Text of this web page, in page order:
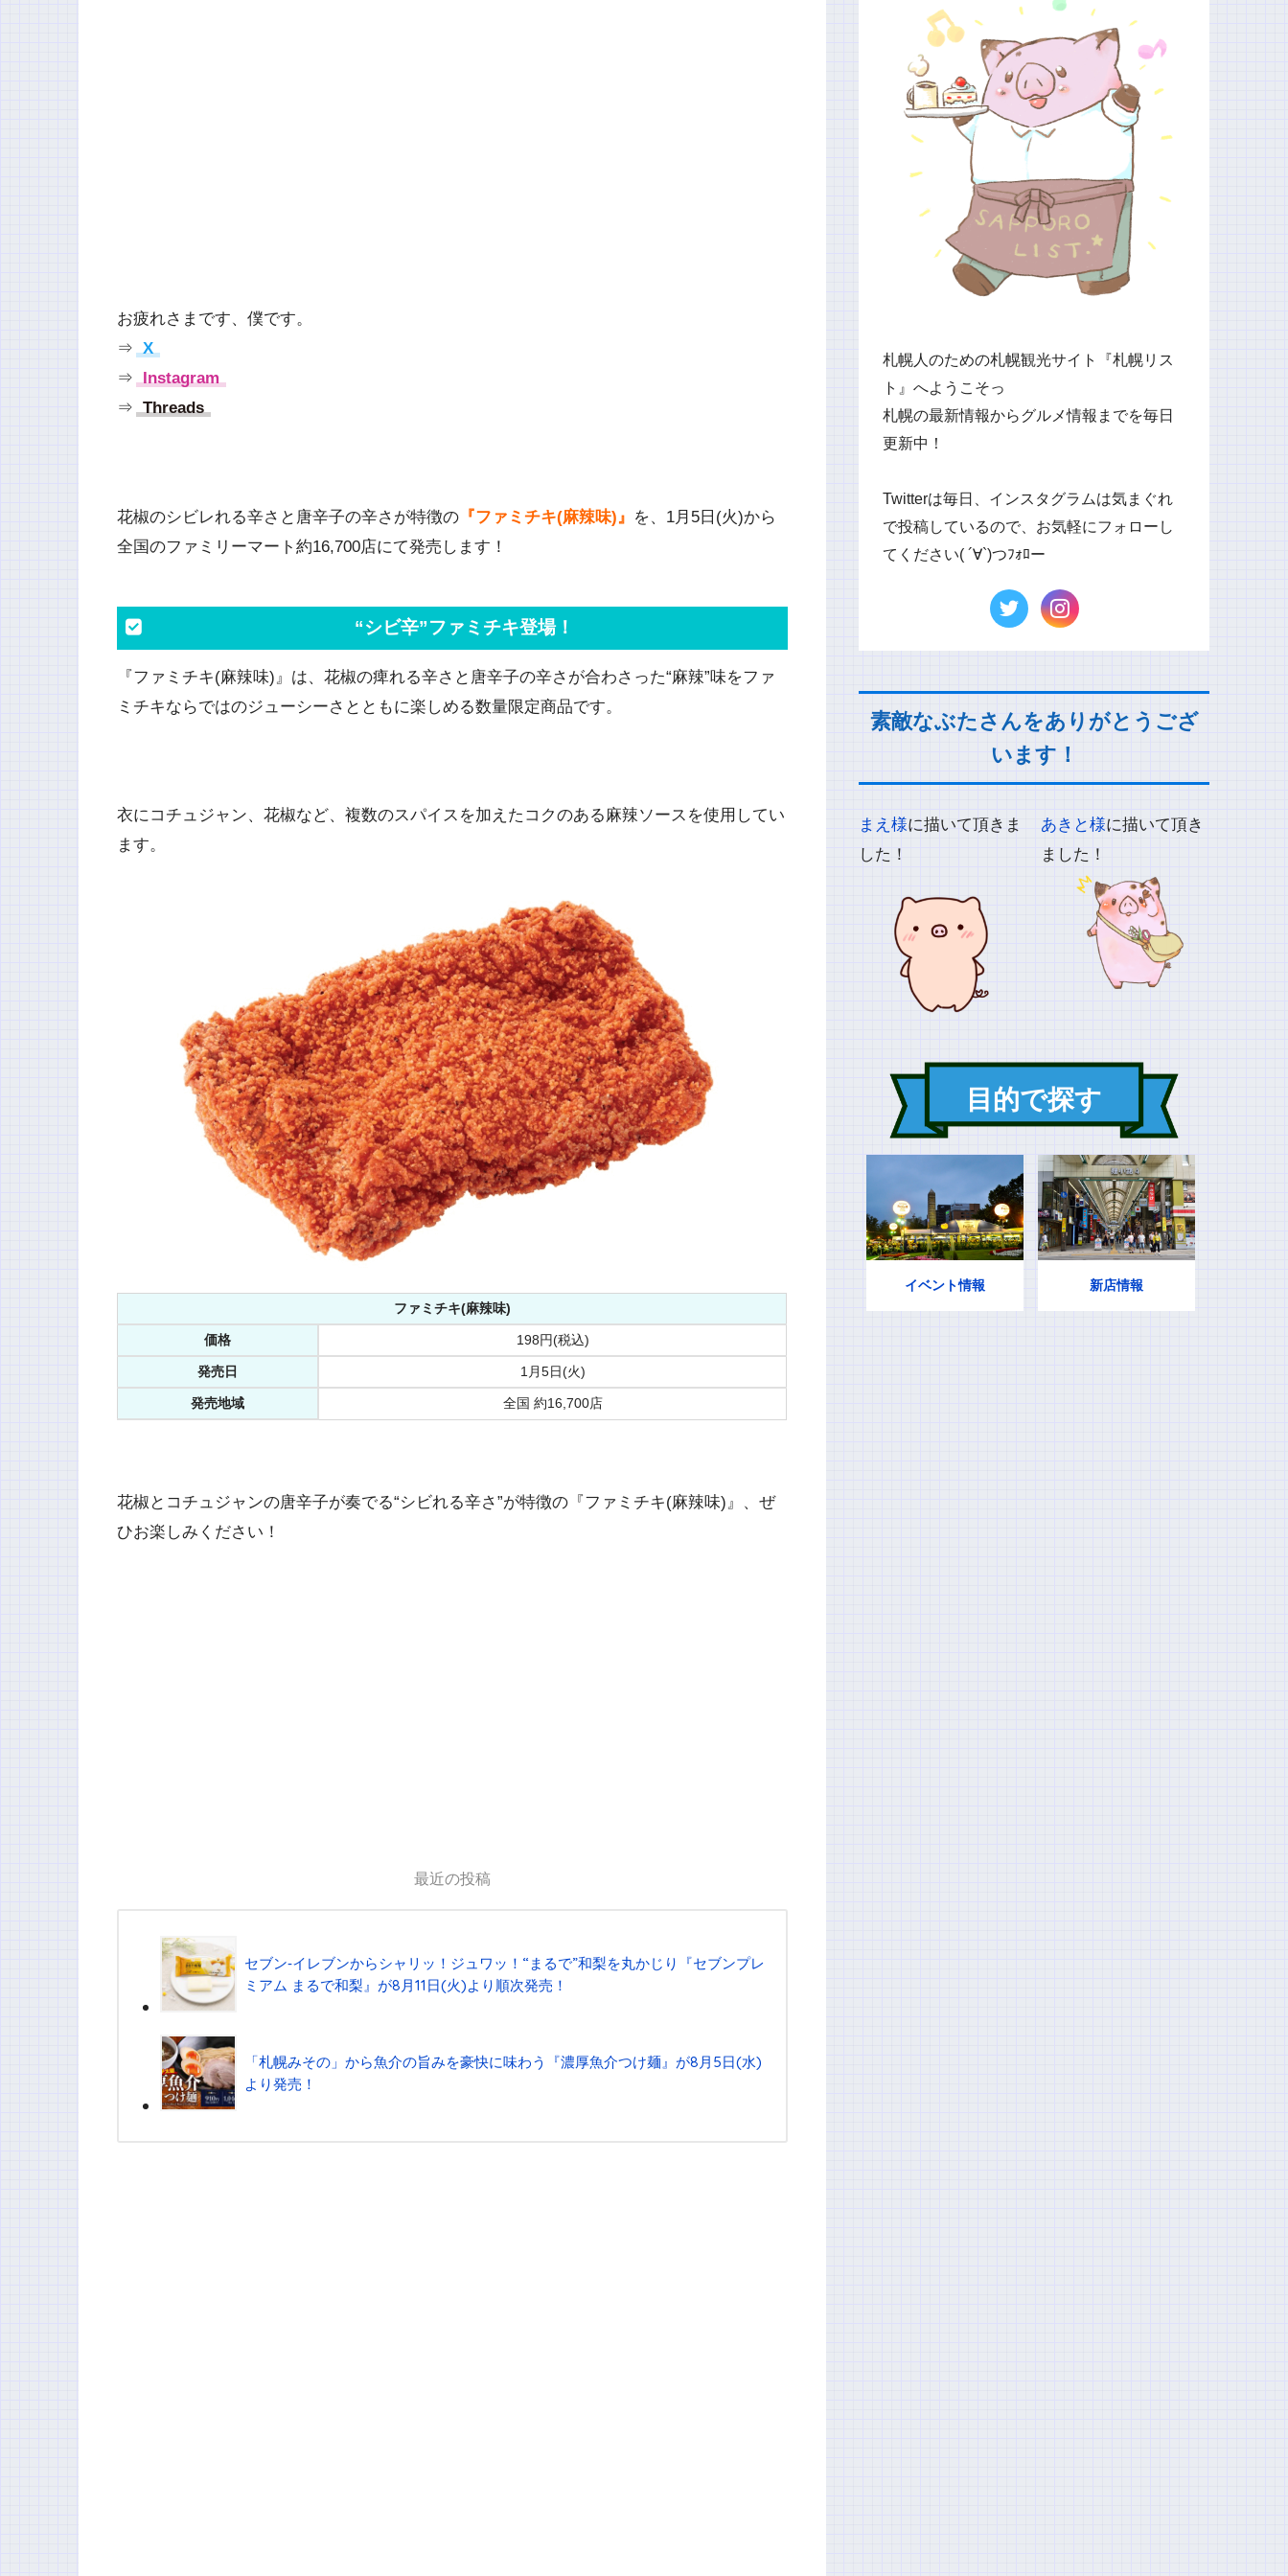
お疲れさまです、僕です。
⇒ X
⇒ Instagram
⇒ Threads
花椒のシビレれる辛さと唐辛子の辛さが特徴の 『ファミチキ(麻辣味)』 を、1月5日(火)から
全国のファミリーマート約16,700店にて発売します！
“シビ辛”ファミチキ登場！
『ファミチキ(麻辣味)』は、花椒の痺れる辛さと唐辛子の辛さが合わさった“麻辣”味をファ
ミチキならではのジューシーさとともに楽しめる数量限定商品です。
衣にコチュジャン、花椒など、複数のスパイスを加えたコクのある麻辣ソースを使用してい
ます。
ファミチキ(麻辣味)
価格 198円(税込)
発売日 1月5日(火)
発売地域 全国 約16,700店
花椒とコチュジャンの唐辛子が奏でる“シビれる辛さ”が特徴の『ファミチキ(麻辣味)』、ぜ
ひお楽しみください！
最近の投稿
セブン‐イレブンからシャリッ！ジュワッ！“まるで”和梨を丸かじり『セブンプレ
ミアム まるで和梨』が8月11日(火)より順次発売！
「札幌みその」から魚介の旨みを豪快に味わう『濃厚魚介つけ麺』が8月5日(水)
より発売！
札幌人のための札幌観光サイト『札幌リス
ト』へようこそっ
札幌の最新情報からグルメ情報までを毎日
更新中！
Twitterは毎日、インスタグラムは気まぐれ
で投稿しているので、お気軽にフォローし
てください( ´∀`)つﾌｫﾛー
素敵なぶたさんをありがとうござ
います！
まえ様に描いて頂きま
した！
あきと様に描いて頂き
ました！
目的で探す
イベント情報 新店情報